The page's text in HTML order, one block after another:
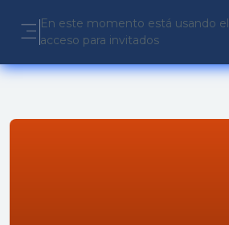
Panel lateral
En este momento está usando el
acceso para invitados